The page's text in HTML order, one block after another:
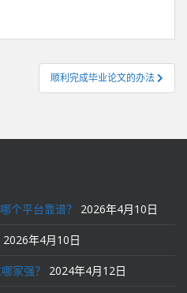
顺利完成毕业论文的办法
个平台靠谱？ 2026年4月10日
2026年4月10日
家强？ 2024年4月12日